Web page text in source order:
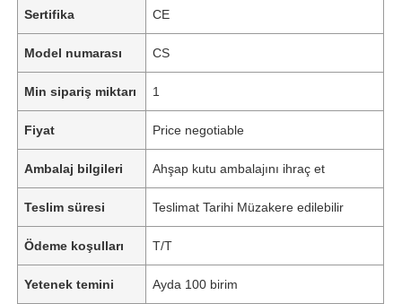
Sertifika CE
Model numarası CS
Min sipariş miktarı 1
Fiyat Price negotiable
Ambalaj bilgileri Ahşap kutu ambalajını ihraç et
Teslim süresi Teslimat Tarihi Müzakere edilebilir
Ödeme koşulları T/T
Yetenek temini Ayda 100 birim